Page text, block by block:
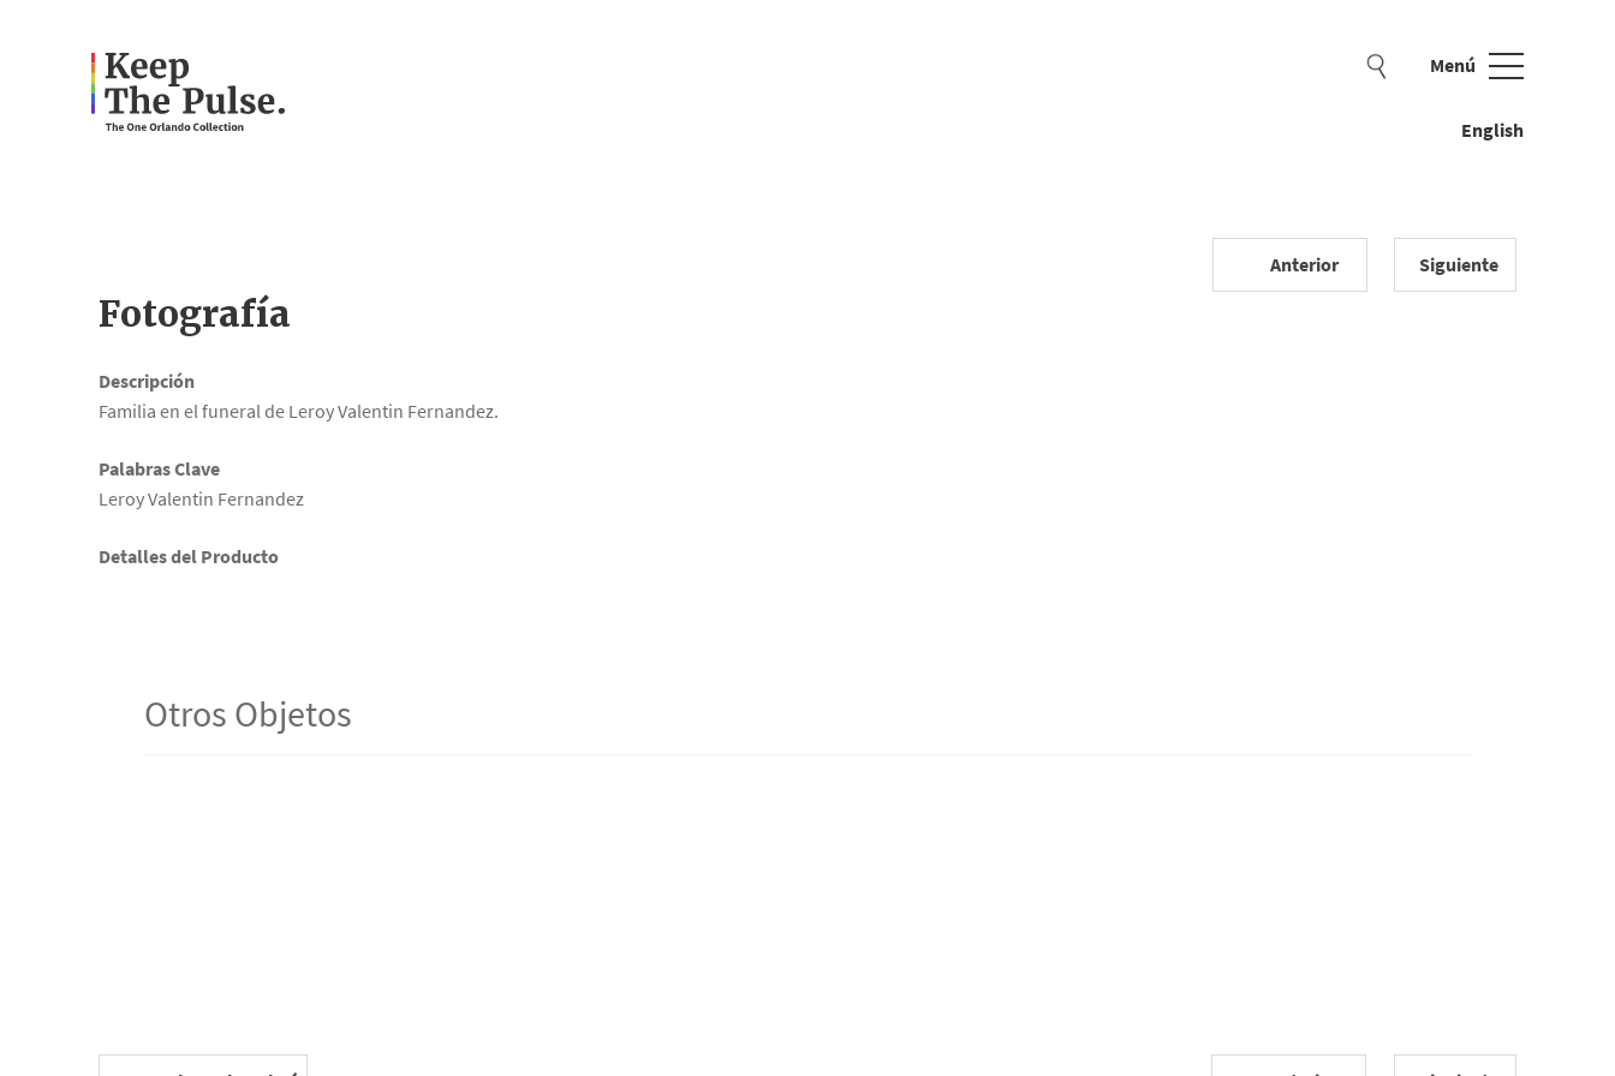
Menú
English
Cerrar
Anterior Siguiente
Fotografía
Descripción
Familia en el funeral de Leroy Valentin Fernandez.
Palabras Clave
Leroy Valentin Fernandez
Detalles del Producto
Otros Objetos